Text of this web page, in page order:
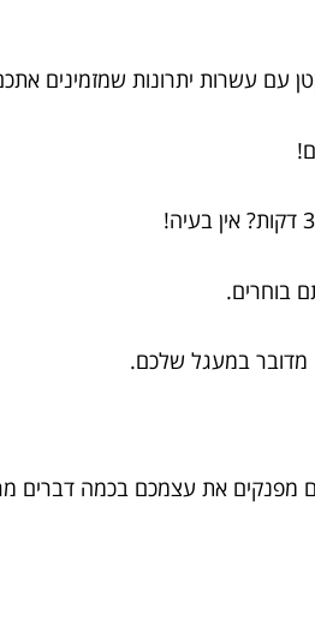
עם עשרות יתרונות שמזמינים
בוחרים.
מדובר במעגל שלכם.
מפנקים את עצמכם בכמה דברים